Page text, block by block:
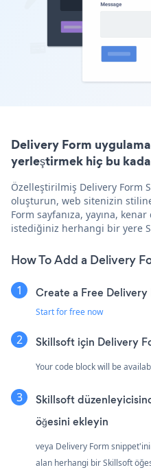
Delivery Form
yerleştirmek hiç bu
Özelleştirilmiş Delivery Form
oluşturun, web sitenizin
Form sayfanıza, yayına,
istediğiniz herhangi bir yere
How To Add a Delivery
Create a Free
Start for free now
Skillsoft için Delivery
Your code block will be
Skillsoft
öğesini ekleyin
veya Delivery Form
alan herhangi bir Skillsoft